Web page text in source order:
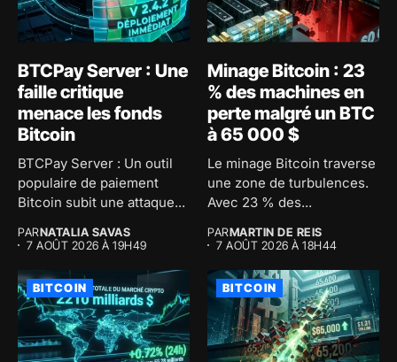
BTCPay Server : Une
faille critique
menace les fonds
Bitcoin
BTCPay Server : Un outil
populaire de paiement
Bitcoin subit une attaque...
PARNATALIA SAVAS
7 AOÛT 2026 À 19H49
Minage Bitcoin : 23
% des machines en
perte malgré un BTC
à 65 000 $
Le minage Bitcoin traverse
une zone de turbulences.
Avec 23 % des...
PARMARTIN DE REIS
7 AOÛT 2026 À 18H44
BITCOIN BITCOIN